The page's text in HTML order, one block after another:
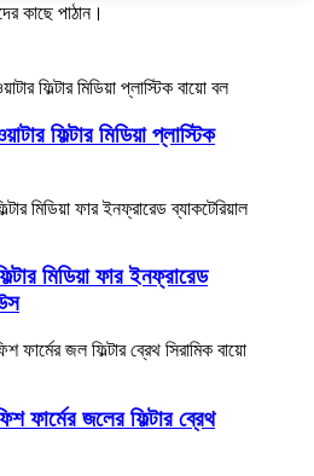
কাছে পাঠান।
ফিল্টার মিডিয়া প্লাস্টিক
মিডিয়া ফার ইনফ্রারেড
ফার্মের জলের ফিল্টার ব্রেথ